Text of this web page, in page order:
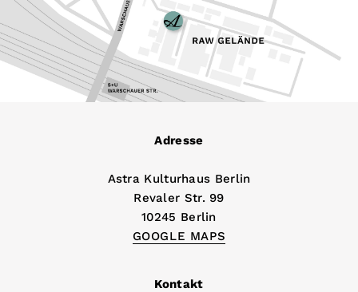
Adresse
Astra Kulturhaus Berlin
Revaler Str. 99
10245 Berlin
GOOGLE MAPS
Kontakt